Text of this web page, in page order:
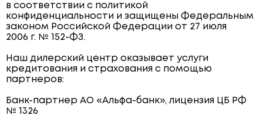
в соответствии с политикой
конфиденциальности и защищены Федеральным
законом Российской Федерации от 27 июля
2006 г. № 152-ФЗ.
Наш дилерский центр оказывает услуги
кредитования и страхования с помощью
партнеров:
Банк-партнер АО «Альфа-банк», лицензия ЦБ РФ
№ 1326